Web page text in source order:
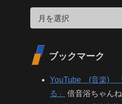
ブックマーク
YouTube (音楽)
る」
倍音浴ちゃん